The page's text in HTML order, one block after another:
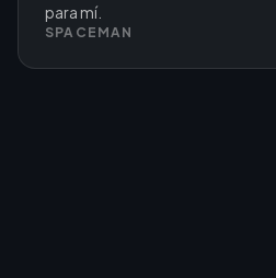
para mí.
SPACEMAN